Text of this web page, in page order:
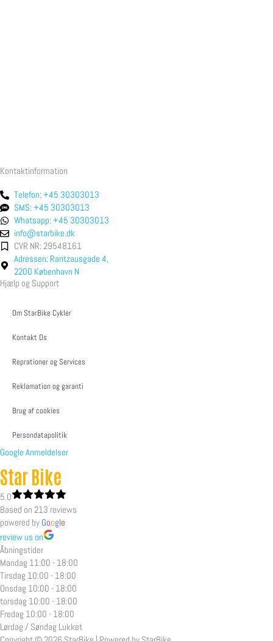
Kontaktinformation
Telefon: +45 30303013
SMS: +45 30303013
Whatsapp: +45 30303013
info@starbike.dk
CVR NR: 29548161
Adressen: Rantzausgade 4,
2200 København N
Hjælp og Support
Om StarBike Cykler
Kontakt Os
Reprationer og Services
Reklamation og garanti
Brug af cookies
Persondatapolitik
Google Anmeldelser
Star Bike
5.0
Based on 213 reviews
powered by Google
review us on
Åbningstider
Mandag 11:00 - 18:00
Tirsdag 10:00 - 18:00
Onsdag 10:00 - 18:00
torsdag 10:00 - 18:00
Fredag 10:00 - 18:00
Lørdag / Søndag Lukket